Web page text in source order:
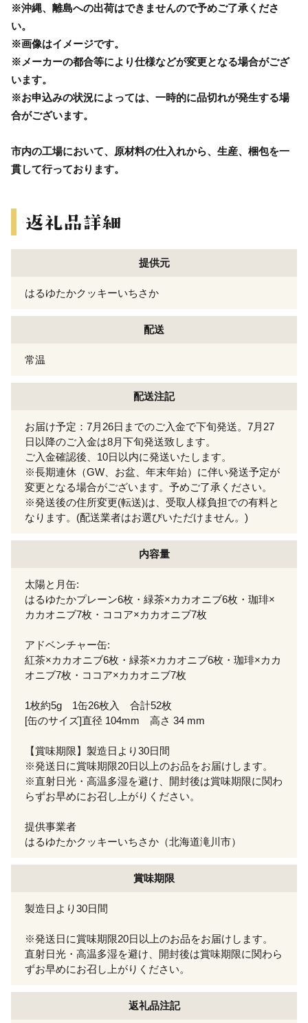
※沖縄、離島への出荷はできませんので予めご了承くださ
い。
※画像はイメージです。
※メーカーの都合等により仕様などが変更となる場合がござ
います。
※お申込みの状況によっては、一時的に品切れが発生する場
合がございます。
市内の工場において、原材料の仕入れから、生産、梱包を一
貫して行っております。
提供元
はるゆたかクッキーいちさか
配送
常温
配送注記
お届け予定：7月26日までのご入金で下旬発送。7月27
日以降のご入金は8月下旬発送致します。
ご入金確認後、10日以内に発送いたします。
※長期連休（GW、お盆、年末年始）に伴い発送予定が
変更となる場合がございます。予めご了承ください。
※発送後の住所変更(転送)は、受取人様負担での有料と
なります。(配送業者はお選びいただけません。)
内容量
太陽と月缶:
はるゆたかプレーン6枚・緑茶×カカオニブ6枚・珈琲×
カカオニブ7枚・ココア×カカオニブ7枚
アドベンチャー缶:
紅茶×カカオニブ6枚・緑茶×カカオニブ6枚・珈琲×カカ
オニブ7枚・ココア×カカオニブ7枚
1枚約5g 1缶26枚入 合計52枚
[缶のサイズ]直径 104mm 高さ 34 mm
【賞味期限】製造日より30日間
※発送日に賞味期限20日以上のお品をお届けします。
※直射日光・高温多湿を避け、開封後は賞味期限に関わ
らずお早めにお召し上がりください。
提供事業者
はるゆたかクッキーいちさか（北海道滝川市）
賞味期限
製造日より30日間
※発送日に賞味期限20日以上のお品をお届けします。
直射日光・高温多湿を避け、開封後は賞味期限に関わら
ずお早めにお召し上がりください。
返礼品注記